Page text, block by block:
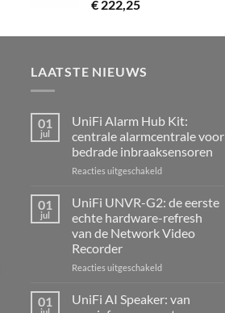
€ 222,25
LAATSTE NIEUWS
01
jul
UniFi Alarm Hub Kit:
centrale alarmcentrale voor
bedrade inbraaksensoren
Reacties uitgeschakeldvoor
Alarm
Kit:
centrale
voor
01
jul
UniFi UNVR-G2: de eerste
echte hardware-refresh
van de Network Video
Recorder
Reacties uitgeschakeldvoor
01
UniFi AI Speaker: van